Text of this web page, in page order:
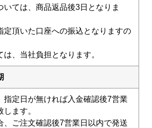
いては、商品返品後3日となりま
定頂いた口座への振込となりますの
、当社負担となります。
指定日が無ければ入金確認後7営業
ます。
、ご注文確認後7営業日以内で発送